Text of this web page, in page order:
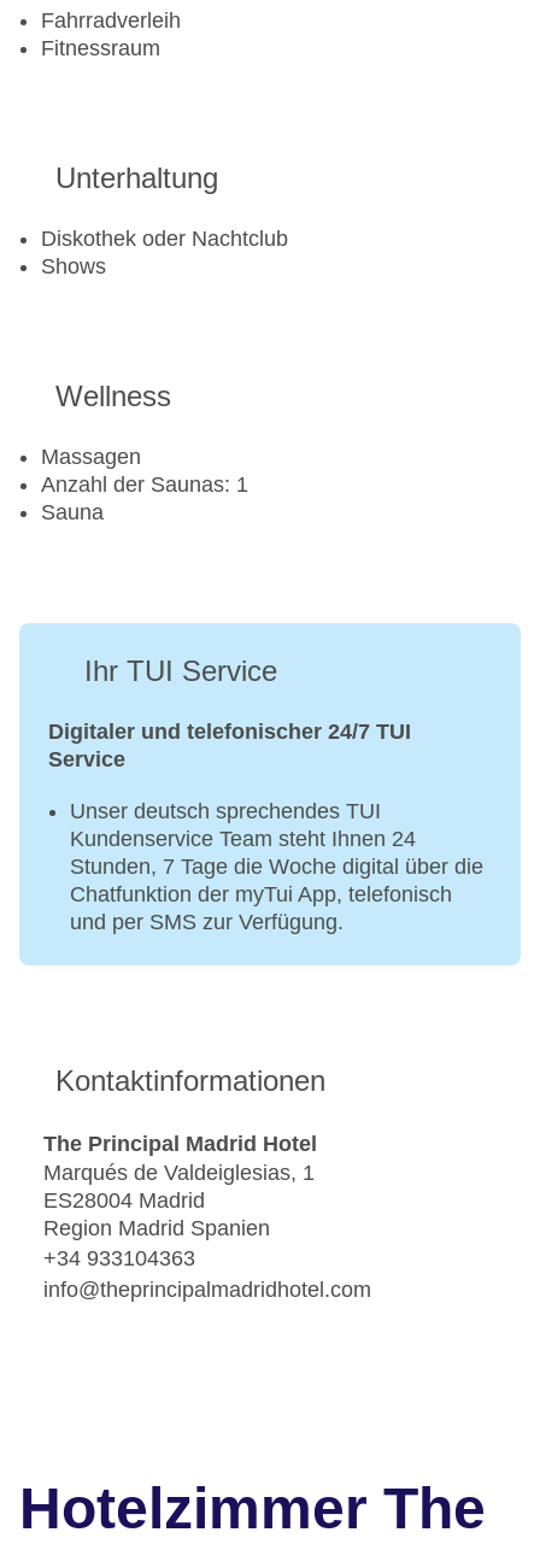
Fahrradverleih
Fitnessraum
Unterhaltung
Diskothek oder Nachtclub
Shows
Wellness
Massagen
Anzahl der Saunas: 1
Sauna
Ihr TUI Service
Digitaler und telefonischer 24/7 TUI
Service
Unser deutsch sprechendes TUI
Kundenservice Team steht Ihnen 24
Stunden, 7 Tage die Woche digital über die
Chatfunktion der myTui App, telefonisch
und per SMS zur Verfügung.
Kontaktinformationen
The Principal Madrid Hotel
Marqués de Valdeiglesias, 1
ES28004 Madrid
Region Madrid Spanien
+34 933104363
info@theprincipalmadridhotel.com
Hotelzimmer The